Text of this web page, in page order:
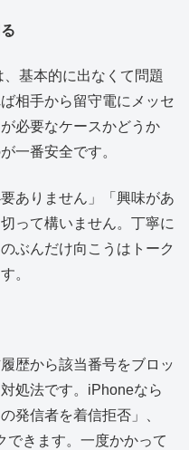
基本的に出なくて問題
相手から留守電にメッセ
必要なケースかどうか
一番安全です。
ありません」「興味があ
って構いません。丁寧に
ぶんだけ向こうはトーク
。
歴から該当番号をブロッ
処法です。iPhoneなら
発信者を着信拒否」、
できます。一度かかって